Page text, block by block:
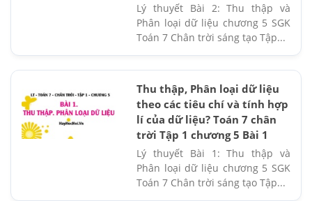
Lý thuyết Bài 2: Thu thập và
Phân loại dữ liệu chương 5 SGK
Toán 7 Chân trời sáng tạo Tập...
Thu thập, Phân loại dữ liệu
theo các tiêu chí và tính hợp
lí của dữ liệu? Toán 7 chân
trời Tập 1 chương 5 Bài 1
Lý thuyết Bài 1: Thu thập và
Phân loại dữ liệu chương 5 SGK
Toán 7 Chân trời sáng tạo Tập...